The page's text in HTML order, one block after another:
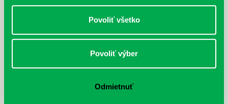
Povoliť všetko
Povoliť výber
Odmietnuť